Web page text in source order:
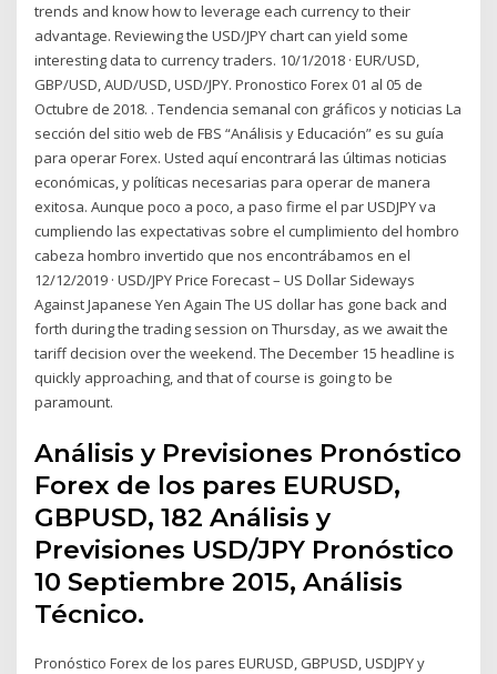
trends and know how to leverage each currency to their
advantage. Reviewing the USD/JPY chart can yield some
interesting data to currency traders. 10/1/2018 · EUR/USD,
GBP/USD, AUD/USD, USD/JPY. Pronostico Forex 01 al 05 de
Octubre de 2018. . Tendencia semanal con gráficos y noticias La
sección del sitio web de FBS “Análisis y Educación” es su guía
para operar Forex. Usted aquí encontrará las últimas noticias
económicas, y políticas necesarias para operar de manera
exitosa. Aunque poco a poco, a paso firme el par USDJPY va
cumpliendo las expectativas sobre el cumplimiento del hombro
cabeza hombro invertido que nos encontrábamos en el
12/12/2019 · USD/JPY Price Forecast – US Dollar Sideways
Against Japanese Yen Again The US dollar has gone back and
forth during the trading session on Thursday, as we await the
tariff decision over the weekend. The December 15 headline is
quickly approaching, and that of course is going to be
paramount.
Análisis y Previsiones Pronóstico
Forex de los pares EURUSD,
GBPUSD, 182 Análisis y
Previsiones USD/JPY Pronóstico
10 Septiembre 2015, Análisis
Técnico.
Pronóstico Forex de los pares EURUSD, GBPUSD, USDJPY y